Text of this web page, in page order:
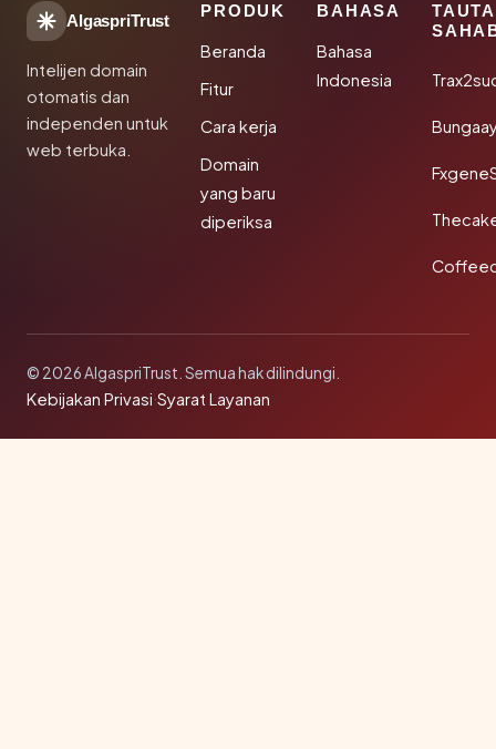
AlgaspriTrust
Intelijen domain
otomatis dan
independen untuk
web terbuka.
PRODUK
Beranda
Fitur
Cara kerja
Domain
yang baru
diperiksa
BAHASA
Bahasa
Indonesia
© 2026 AlgaspriTrust. Semua hak dilindungi.
Kebijakan Privasi·Syarat Layanan